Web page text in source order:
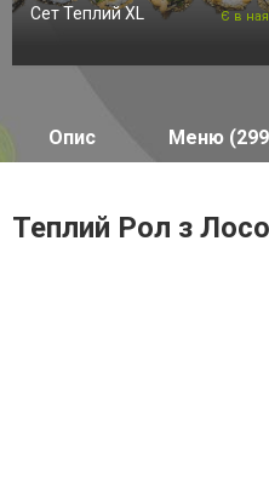
Сет Теплий XL Є в
Опис Меню
Теплий Рол з